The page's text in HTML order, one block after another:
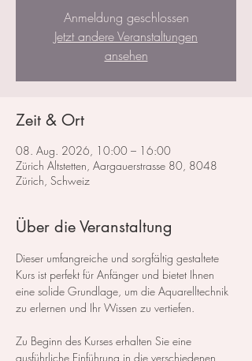
Anmeldung geschlossen
Jetzt andere Veranstaltungen
ansehen
Zeit & Ort
08. Aug. 2026, 10:00 – 16:00
Zürich Altstetten, Aargauerstrasse 80, 8048
Zürich, Schweiz
Über die Veranstaltung
Dieser umfangreiche und sorgfältig gestaltete
Kurs ist perfekt für Anfänger und bietet Ihnen
eine solide Grundlage, um die Aquarelltechnik
zu erlernen und Ihr Wissen zu vertiefen.
Zu Beginn des Kurses erhalten Sie eine
ausführliche Einführung in die verschiedenen